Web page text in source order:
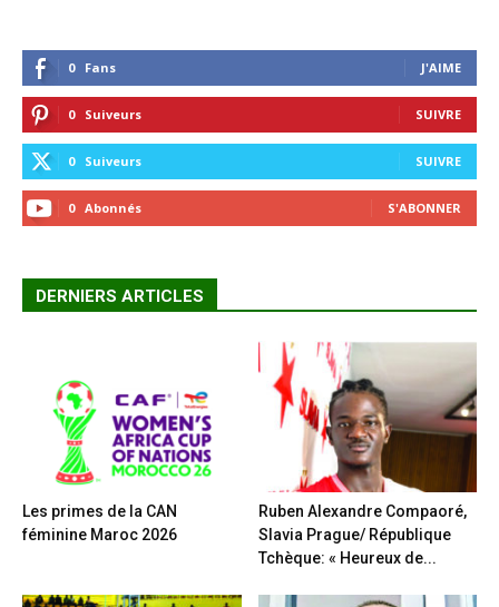
0 Fans J'AIME
0 Suiveurs SUIVRE
0 Suiveurs SUIVRE
0 Abonnés S'ABONNER
DERNIERS ARTICLES
Les primes de la CAN
féminine Maroc 2026
Ruben Alexandre Compaoré,
Slavia Prague/ République
Tchèque: « Heureux de...